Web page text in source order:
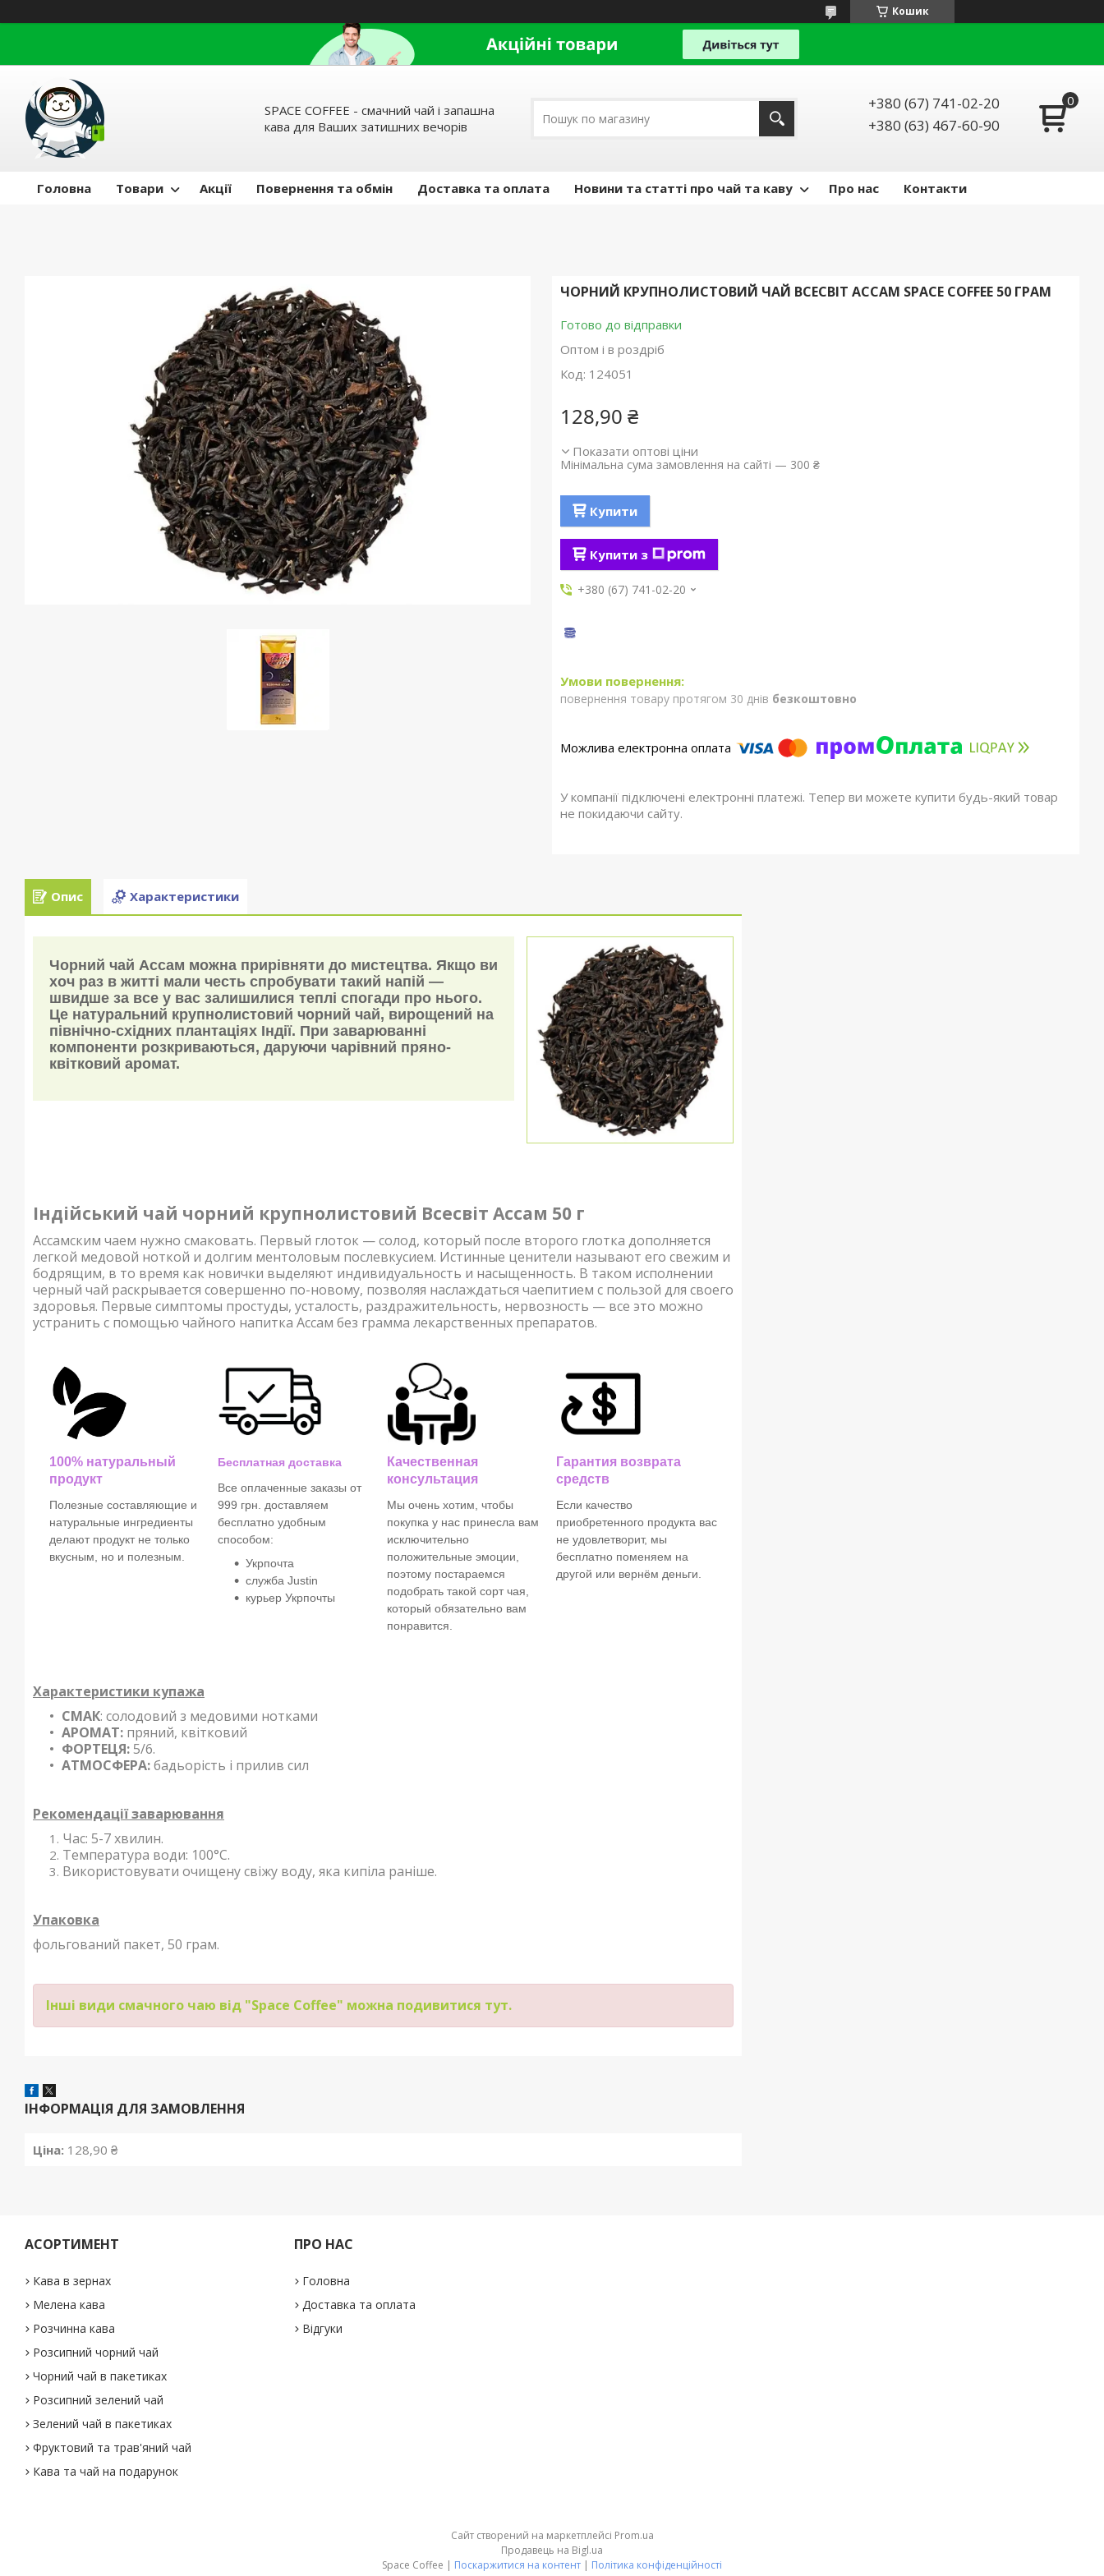
Кошик
SPACE COFFEE - смачний чай і запашна
кава для Ваших затишних вечорів
+380 (67) 741-02-20
+380 (63) 467-60-90
Головна Товари Акції Повернення та обмін Доставка та оплата Новини та статті про чай та каву Про нас Контакти
ЧОРНИЙ КРУПНОЛИСТОВИЙ ЧАЙ ВСЕСВІТ АССАМ SPACE COFFEE 50 ГРАМ
Готово до відправки
Оптом і в роздріб
Код: 124051
128,90 ₴
Показати оптові ціни
Мінімальна сума замовлення на сайті — 300 ₴
Купити
Купити з
+380 (67) 741-02-20
повернення товару протягом 30 днів безкоштовно
У компанії підключені електронні платежі. Тепер ви можете купити будь-який товар
не покидаючи сайту.
Опис Характеристики
Чорний чай Ассам можна прирівняти до мистецтва. Якщо ви
хоч раз в житті мали честь спробувати такий напій —
швидше за все у вас залишилися теплі спогади про нього.
Це натуральний крупнолистовий чорний чай, вирощений на
північно-східних плантаціях Індії. При заварюванні
компоненти розкриваються, даруючи чарівний пряно-
квітковий аромат.
Індійський чай чорний крупнолистовий Всесвіт Ассам 50 г
Ассамским чаем нужно смаковать. Первый глоток — солод, который после второго глотка дополняется
легкой медовой ноткой и долгим ментоловым послевкусием. Истинные ценители называют его свежим и
бодрящим, в то время как новички выделяют индивидуальность и насыщенность. В таком исполнении
черный чай раскрывается совершенно по-новому, позволяя наслаждаться чаепитием с пользой для своего
здоровья. Первые симптомы простуды, усталость, раздражительность, нервозность — все это можно
устранить с помощью чайного напитка Ассам без грамма лекарственных препаратов.
100% натуральный
продукт
Полезные составляющие и
натуральные ингредиенты
делают продукт не только
вкусным, но и полезным.
Бесплатная доставка
Все оплаченные заказы от
999 грн. доставляем
бесплатно удобным
способом:
Укрпочта
служба Justin
курьер Укрпочты
Качественная
консультация
Мы очень хотим, чтобы
покупка у нас принесла вам
исключительно
положительные эмоции,
поэтому постараемся
подобрать такой сорт чая,
который обязательно вам
понравится.
Гарантия возврата
средств
Если качество
приобретенного продукта вас
не удовлетворит, мы
бесплатно поменяем на
другой или вернём деньги.
Характеристики купажа
СМАК: солодовий з медовими нотками
АРОМАТ: пряний, квітковий
ФОРТЕЦЯ:5/6.
АТМОСФЕРА:бадьорість і прилив сил
Рекомендації заварювання
Час: 5-7 хвилин.
Температура води: 100°С.
Використовувати очищену свіжу воду, яка кипіла раніше.
Упаковка
фольгований пакет, 50 грам.
Інші види смачного чаю від "Space Coffee" можна подивитися тут.
ІНФОРМАЦІЯ ДЛЯ ЗАМОВЛЕННЯ
Ціна: 128,90 ₴
АСОРТИМЕНТ
Кава в зернах
Мелена кава
Розчинна кава
Розсипний чорний чай
Чорний чай в пакетиках
Розсипний зелений чай
Зелений чай в пакетиках
Фруктовий та трав'яний чай
Кава та чай на подарунок
ПРО НАС
Головна
Доставка та оплата
Відгуки
Сайт створений на маркетплейсі Prom.ua
Продавець на Bigl.ua
Space Coffee | Поскаржитися на контент | Політика конфіденційності